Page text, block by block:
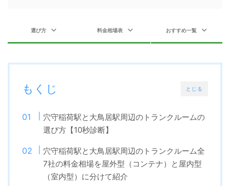
選び方 料金相場表 おすすめ一覧
とじる
もくじ
穴守稲荷駅と大鳥居駅周辺のトランクルームの
選び方【10秒診断】
穴守稲荷駅と大鳥居駅周辺のトランクルーム全
7社の料金相場を屋外型（コンテナ）と屋内型
（室内型）に分けて紹介